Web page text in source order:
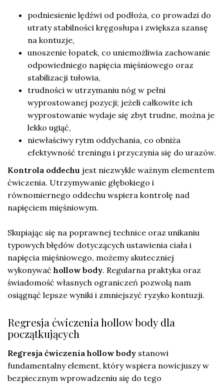
podniesienie lędźwi od podłoża, co prowadzi do
utraty stabilności kręgosłupa i zwiększa szansę
na kontuzje,
unoszenie łopatek, co uniemożliwia zachowanie
odpowiedniego napięcia mięśniowego oraz
stabilizacji tułowia,
trudności w utrzymaniu nóg w pełni
wyprostowanej pozycji; jeżeli całkowite ich
wyprostowanie wydaje się zbyt trudne, można je
lekko ugiąć,
niewłaściwy rytm oddychania, co obniża
efektywność treningu i przyczynia się do urazów.
Kontrola oddechu jest niezwykle ważnym elementem
ćwiczenia. Utrzymywanie głębokiego i
równomiernego oddechu wspiera kontrolę nad
napięciem mięśniowym.
Skupiając się na poprawnej technice oraz unikaniu
typowych błędów dotyczących ustawienia ciała i
napięcia mięśniowego, możemy skuteczniej
wykonywać hollow body. Regularna praktyka oraz
świadomość własnych ograniczeń pozwolą nam
osiągnąć lepsze wyniki i zmniejszyć ryzyko kontuzji.
Regresja ćwiczenia hollow body dla
początkujących
Regresja ćwiczenia hollow body stanowi
fundamentalny element, który wspiera nowicjuszy w
bezpiecznym wprowadzeniu się do tego